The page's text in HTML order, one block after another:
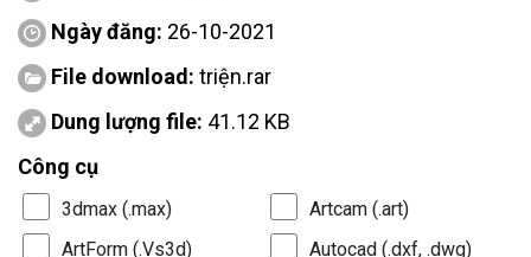
Ngày đăng: 26-10-2021
File download: triện.rar
Dung lượng file: 41.12 KB
Công cụ
3dmax (.max)
Artcam (.art)
ArtForm (.Vs3d)
Autocad (.dxf, .dwg)